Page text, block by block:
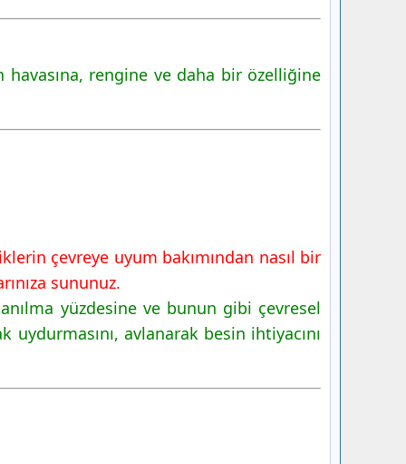
havasına, rengine ve daha bir özelliğine
çevreye uyum bakımından nasıl bir
sununuz.
yüzdesine ve bunun gibi çevresel
avlanarak besin ihtiyacını